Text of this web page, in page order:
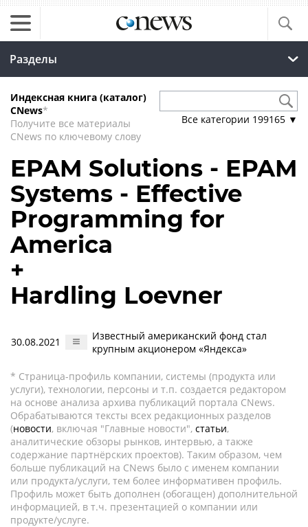
Разделы
Индексная книга (каталог)
CNews*
Получите все материалы
CNews по ключевому слову
Все категории 199165 ▼
EPAM Solutions - EPAM
Systems - Effective
Programming for
America
+
Hardling Loevner
30.08.2021
Известный американский фонд стал
крупным акционером «Яндекса»
* Страница-профиль компании, системы (продукта или
услуги), технологии, персоны и т.п. создается редактором
на основе анализа архива публикаций портала CNews.
Обрабатываются тексты всех редакционных разделов
(новости, включая "Главные новости", статьи,
аналитические обзоры рынков, интервью, а также
содержание партнёрских проектов). Таким образом, чем
больше публикаций на CNews было с именем компании
или продукта/услуги, тем более информативен профиль.
Профиль может быть дополнен (обогащен) дополнительной
информацией, в т.ч. презентацией о компании или
продукте/услуге.